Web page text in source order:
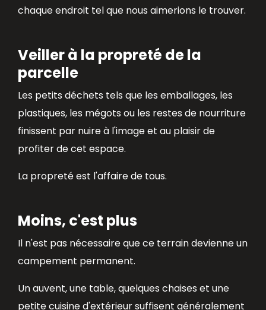
chaque endroit tel que nous aimerions le trouver.
Veiller à la propreté de la
parcelle
Les petits déchets tels que les emballages, les
plastiques, les mégots ou les restes de nourriture
finissent par nuire à l'image et au plaisir de
profiter de cet espace.
La propreté est l'affaire de tous.
Moins, c'est plus
Il n'est pas nécessaire que ce terrain devienne un
campement permanent.
Un auvent, une table, quelques chaises et une
petite cuisine d'extérieur suffisent généralement